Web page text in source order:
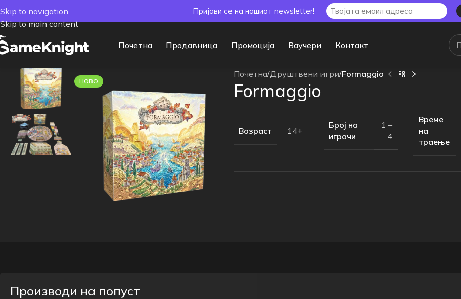
Skip to navigation
Skip to main content
Почетна Продавница Промоција Ваучери Контакт
НОВО
Почетна/Друштвени игри/Formaggio
Formaggio
Возраст 14+
Број на
играчи
1 –
4
Време
на
траење
Производи на попуст
Пријави се на нашиот newsletter!